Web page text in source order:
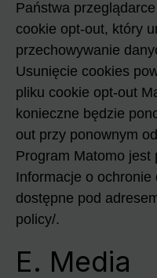
Państwa
cookie opt-out, który
przechowywanie
Usunięcie cookies
pliku cookie opt-out
konieczne będzie
out przy ponownym
Program Matomo jest
Informacje o
dostępne pod
policy/.
E. Media